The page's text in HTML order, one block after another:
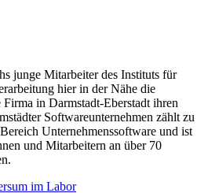
junge Mitarbeiter des Instituts für
hier in der Nähe die
in Darmstadt-Eberstadt ihren
Softwareunternehmen zählt zu
Unternehmenssoftware und ist
und Mitarbeitern an über 70